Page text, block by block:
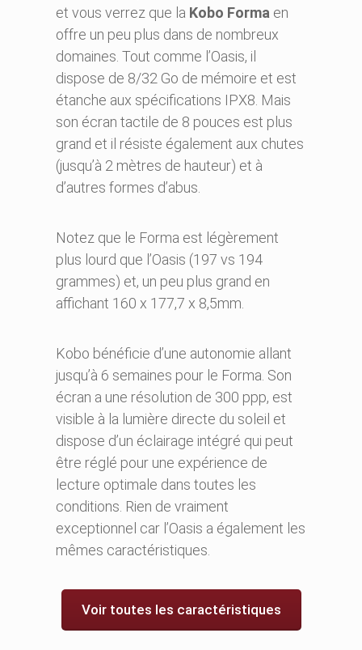
et vous verrez que la Kobo Forma en
offre un peu plus dans de nombreux
domaines. Tout comme l’Oasis, il
dispose de 8/32 Go de mémoire et est
étanche aux spécifications IPX8. Mais
son écran tactile de 8 pouces est plus
grand et il résiste également aux chutes
(jusqu’à 2 mètres de hauteur) et à
d’autres formes d’abus.
Notez que le Forma est légèrement
plus lourd que l’Oasis (197 vs 194
grammes) et, un peu plus grand en
affichant 160 x 177,7 x 8,5mm.
Kobo bénéficie d’une autonomie allant
jusqu’à 6 semaines pour le Forma. Son
écran a une résolution de 300 ppp, est
visible à la lumière directe du soleil et
dispose d’un éclairage intégré qui peut
être réglé pour une expérience de
lecture optimale dans toutes les
conditions. Rien de vraiment
exceptionnel car l’Oasis a également les
mêmes caractéristiques.
Voir toutes les caractéristiques